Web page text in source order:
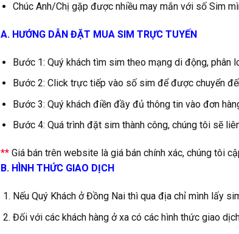
Chúc Anh/Chị gặp được nhiều may mắn với số Sim
A. HƯỚNG DẪN ĐẶT MUA SIM TRỰC TUYẾN
Bước 1: Quý khách tìm sim theo mạng di động, phân
Bước 2: Click trực tiếp vào số sim để được chuyển
Bước 3: Quý khách điền đầy đủ thông tin vào đơn
Bước 4: Quá trình đặt sim thành công, chúng tôi sẽ
**Giá bán trên website là giá bán chính xác, chúng tôi
B. HÌNH THỨC GIAO DỊCH
Nếu Quý Khách ở Đồng Nai thì qua địa chỉ mình lấy
Đối với các khách hàng ở xa có các hình thức giao